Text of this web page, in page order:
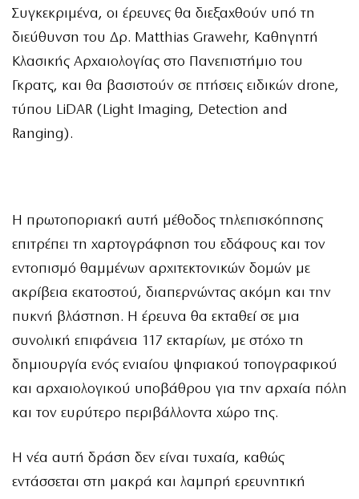
Συγκεκριμένα, οι έρευνες θα διεξαχθούν υπό τη
διεύθυνση του Δρ. Matthias Grawehr, Καθηγητή
Κλασικής Αρχαιολογίας στο Πανεπιστήμιο του
Γκρατς, και θα βασιστούν σε πτήσεις ειδικών drone,
τύπου LiDAR (Light Imaging, Detection and
Ranging).
Η πρωτοποριακή αυτή μέθοδος τηλεπισκόπησης
επιτρέπει τη χαρτογράφηση του εδάφους και τον
εντοπισμό θαμμένων αρχιτεκτονικών δομών με
ακρίβεια εκατοστού, διαπερνώντας ακόμη και την
πυκνή βλάστηση. Η έρευνα θα εκταθεί σε μια
συνολική επιφάνεια 117 εκταρίων, με στόχο τη
δημιουργία ενός ενιαίου ψηφιακού τοπογραφικού
και αρχαιολογικού υποβάθρου για την αρχαία πόλη
και τον ευρύτερο περιβάλλοντα χώρο της.
Η νέα αυτή δράση δεν είναι τυχαία, καθώς
εντάσσεται στη μακρά και λαμπρή ερευνητική